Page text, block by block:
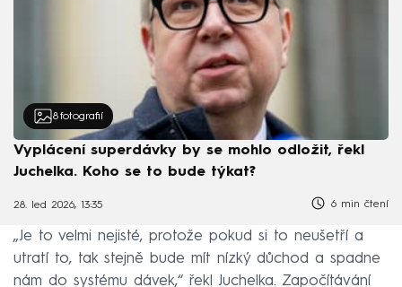
8 fotografií
Vyplácení superdávky by se mohlo odložit, řekl
Juchelka. Koho se to bude týkat?
28. led 2026, 13:35 6 min čtení
„Je to velmi nejisté, protože pokud si to neušetří a
utratí to, tak stejně bude mít nízký důchod a spadne
nám do systému dávek,“ řekl Juchelka. Započítávání